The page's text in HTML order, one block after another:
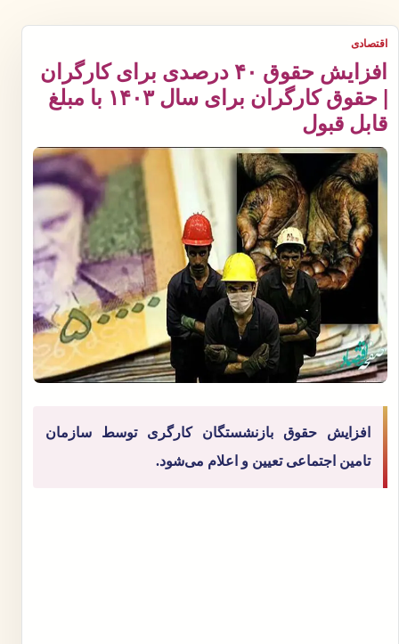
اقتصادی
افزایش حقوق ۴۰ درصدی برای کارگران
| حقوق کارگران برای سال ۱۴۰۳ با مبلغ
قابل قبول
افزایش حقوق بازنشستگان کارگری توسط سازمان
تامین اجتماعی تعیین و اعلام می‌شود.